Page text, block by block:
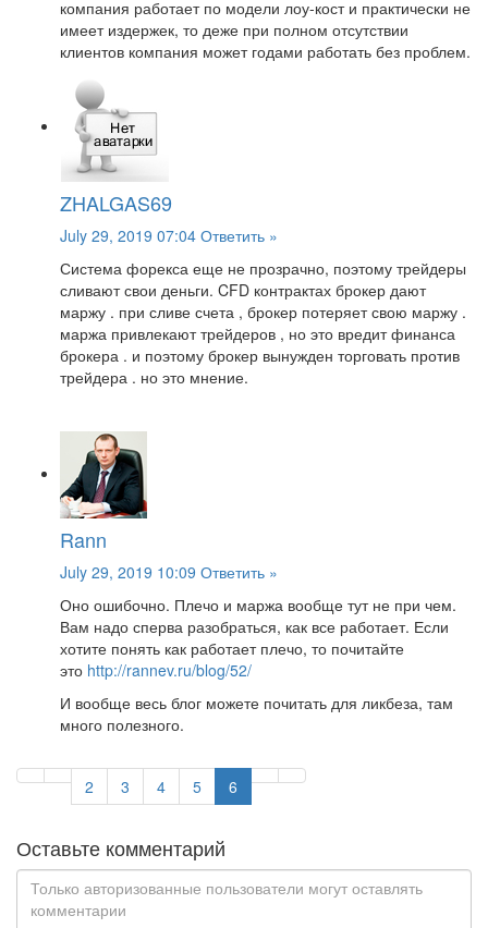
компания работает по модели лоу-кост и практически не
имеет издержек, то деже при полном отсутствии
клиентов компания может годами работать без проблем.
ZHALGAS69
July 29, 2019 07:04 Ответить »
Система форекса еще не прозрачно, поэтому трейдеры
сливают свои деньги. CFD контрактах брокер дают
маржу . при сливе счета , брокер потеряет свою маржу .
маржа привлекают трейдеров , но это вредит финанса
брокера . и поэтому брокер вынужден торговать против
трейдера . но это мнение.
Rann
July 29, 2019 10:09 Ответить »
Оно ошибочно. Плечо и маржа вообще тут не при чем.
Вам надо сперва разобраться, как все работает. Если
хотите понять как работает плечо, то почитайте
это http://rannev.ru/blog/52/
И вообще весь блог можете почитать для ликбеза, там
много полезного.
2 3 4 5 6
Оставьте комментарий